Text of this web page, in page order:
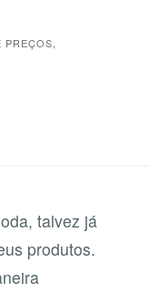
PREÇOS,
talvez já
produtos.